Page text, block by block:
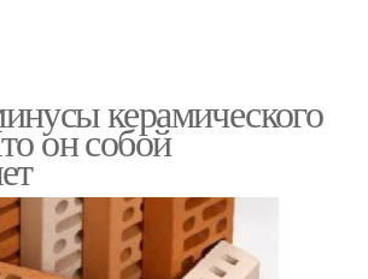
керамического
он собой